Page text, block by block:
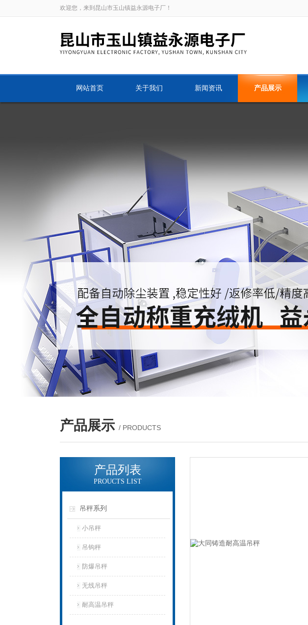
欢迎您，来到昆山市玉山镇益永源电子厂！
网站首页 关于我们 新闻资讯 产品展示
产品展示 / PRODUCTS
产品列表
PROUCTS LIST
吊秤系列
小吊秤
吊钩秤
防爆吊秤
无线吊秤
耐高温吊秤